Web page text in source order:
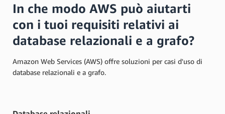
In che modo AWS può aiutarti
con i tuoi requisiti relativi ai
database relazionali e a grafo?
Amazon Web Services (AWS) offre soluzioni per casi d'uso di
database relazionali e a grafo.